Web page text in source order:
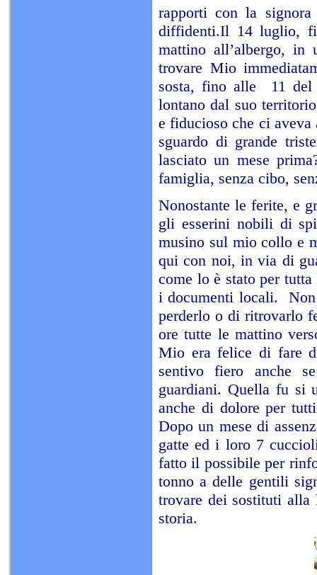
rapporti con la
diffidenti.Il 14 luglio,
mattino all’albergo, in
trovare Mio
sosta, fino alle 11 del
lontano dal suo
e fiducioso che ci
sguardo di grande
lasciato un mese
famiglia, senza cibo,
Nonostante le ferite, e
gli esserini nobili di
musino sul mio collo e
qui con noi, in via di
come lo è stato per
i documenti locali. Non
perderlo o di ritrovarlo
ore tutte le mattino
Mio era felice di fare
sentivo fiero anche
guardiani. Quella fu si
anche di dolore per
Dopo un mese di
gatte ed i loro 7
fatto il possibile per
tonno a delle gentili
trovare dei sostituti
storia.